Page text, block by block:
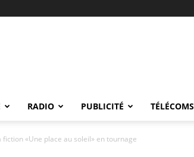
RADIO PUBLICITÉ TÉLÉCOMS
fiction «Une place au soleil» en tournage